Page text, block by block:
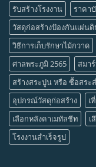
รับสร้างโรงงาน
ราคา
วัสดุก่อสร้างป้องกันแผ่นดิ
วิธีการเก็บรักษาไม้กวาด
ศาลพระภูมิ 2565
สมา
สร้างสระปูน หรือ ซื้อสระ
อุปกรณ์วัสดุก่อสร้าง
เ
เลือกหลังคาเมทัลชีท
เ
โรงงานสำเร็จรูป